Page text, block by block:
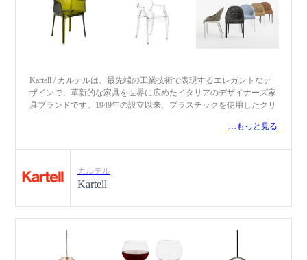
Kartell / カルテルは、最先端の工業技術で表現するエレガントなデ
ザインで、革新的な家具を世界に広めたイタリアのデザイナーズ家
具ブランドです。1949年の設立以来、プラスチックを使用したクリ
インダストリアルデザインのトップブランドとしての確固たる地位
ことに尽力してきたカルテルの基礎です。カルテルのプラスチック
は、実用的かつ機能的な面に加えて、魅力と貴重さを兼ね備え、一
般的なプラスチック製品の捉え方を、単なる機能的な物から真に贅
バイオプラスチックなどの新素材を用いたり、A.I.（人工知能）に
デザインをさせたりと、常に人々を驚かせるようなプロダクト開発
を展開しています。 フィリップ・スタルク、ヴィコ・マジストレ
ッティ、パトリシア・ウルキオラ、マルセル・ワンダース、ピエ
…もっと見る
カルテル
Kartell